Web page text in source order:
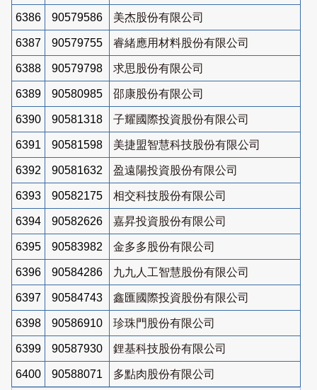
6386 90579586 美杰股份有限公司
6387 90579755 睿緒應用材料股份有限公司
6388 90579798 求思股份有限公司
6389 90580985 邵康股份有限公司
6390 90581318 子耀國際投資股份有限公司
6391 90581598 美捷盟智慧科技股份有限公司
6392 90581632 盈遠陽投資股份有限公司
6393 90582175 相交科技股份有限公司
6394 90582626 嘉昇投資股份有限公司
6395 90583982 金多多股份有限公司
6396 90584286 九九人工智慧股份有限公司
6397 90584743 鑫匯國際投資股份有限公司
6398 90586910 珍珠門股份有限公司
6399 90587930 鋰基科技股份有限公司
6400 90588071
多點肉股份有限公司